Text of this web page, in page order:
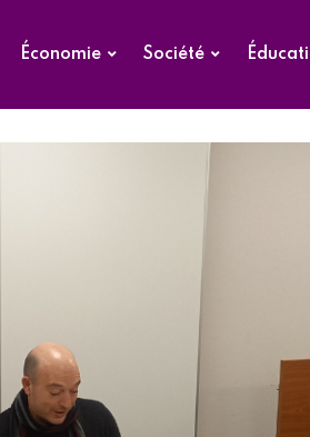
Économie Société